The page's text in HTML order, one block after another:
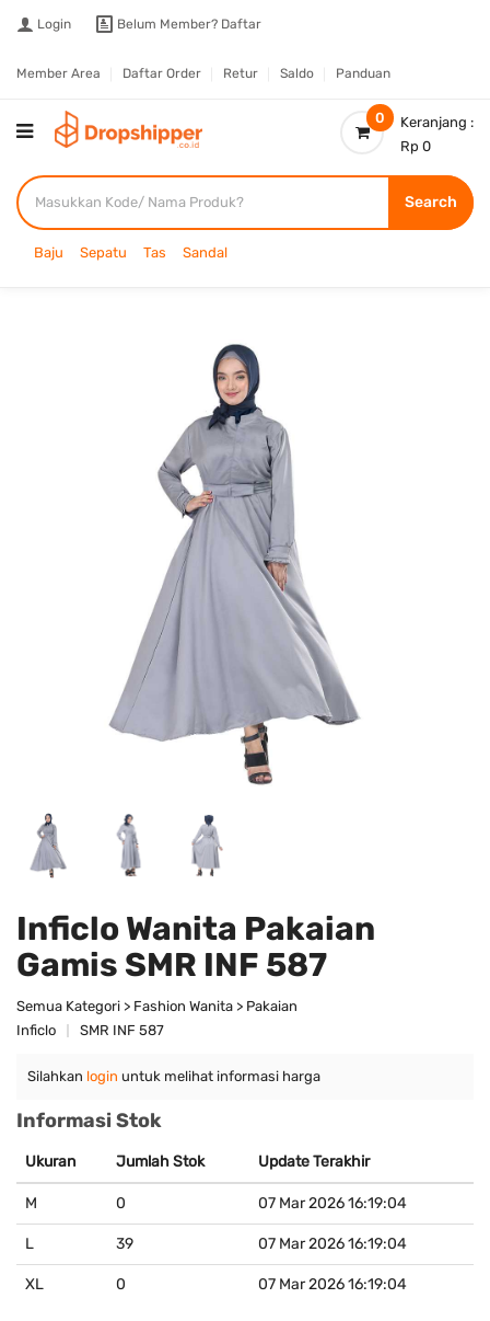
Login Belum Member? Daftar
Member Area Daftar Order Retur Saldo Panduan
0
Keranjang :
Rp 0
Search
Baju Sepatu Tas Sandal
Inficlo Wanita Pakaian
Gamis SMR INF 587
Semua Kategori > Fashion Wanita > Pakaian
Inficlo
SMR INF 587
Silahkan login untuk melihat informasi harga
Informasi Stok
Ukuran Jumlah Stok Update Terakhir
M 0 07 Mar 2026 16:19:04
L 39 07 Mar 2026 16:19:04
XL 0 07 Mar 2026 16:19:04